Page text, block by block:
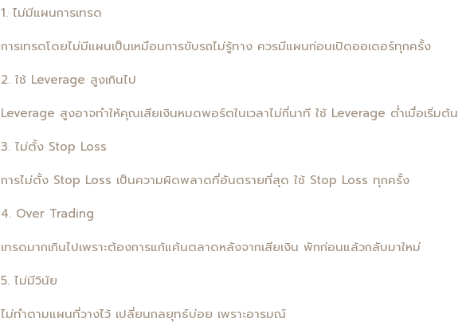
1. ไม่มีแผนการเทรด
การเทรดโดยไม่มีแผนเป็นเหมือนการขับรถไม่รู้ทาง ควรมีแผนก่อนเปิดออเดอร์ทุกครั้ง
2. ใช้ Leverage สูงเกินไป
Leverage สูงอาจทำให้คุณเสียเงินหมดพอร์ตในเวลาไม่กี่นาที ใช้ Leverage ต่ำเมื่อเริ่มต้น
3. ไม่ตั้ง Stop Loss
การไม่ตั้ง Stop Loss เป็นความผิดพลาดที่อันตรายที่สุด ใช้ Stop Loss ทุกครั้ง
4. Over Trading
เทรดมากเกินไปเพราะต้องการแก้แค้นตลาดหลังจากเสียเงิน พักก่อนแล้วกลับมาใหม่
5. ไม่มีวินัย
ไม่ทำตามแผนที่วางไว้ เปลี่ยนกลยุทธ์บ่อย เพราะอารมณ์